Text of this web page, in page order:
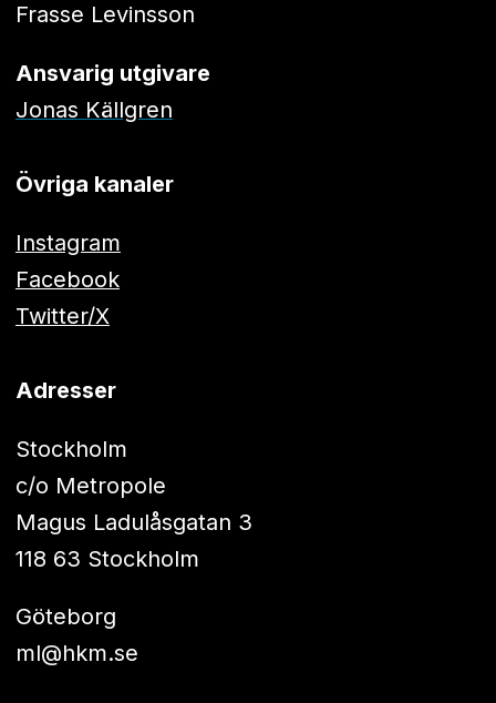
Frasse Levinsson
Ansvarig utgivare
Jonas Källgren
Övriga kanaler
Instagram
Facebook
Twitter/X
Adresser
Stockholm
c/o Metropole
Magus Ladulåsgatan 3
118 63 Stockholm
Göteborg
ml@hkm.se